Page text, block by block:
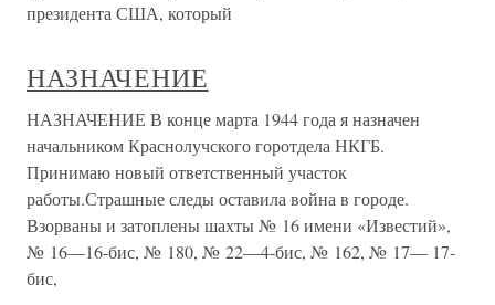
президента США, который
НАЗНАЧЕНИЕ
НАЗНАЧЕНИЕ В конце марта 1944 года я назначен
начальником Краснолучского горотдела НКГБ.
Принимаю новый ответственный участок
работы.Страшные следы оставила война в городе.
Взорваны и затоплены шахты № 16 имени «Известий»,
№ 16—16-бис, № 180, № 22—4-бис, № 162, № 17— 17-
бис,